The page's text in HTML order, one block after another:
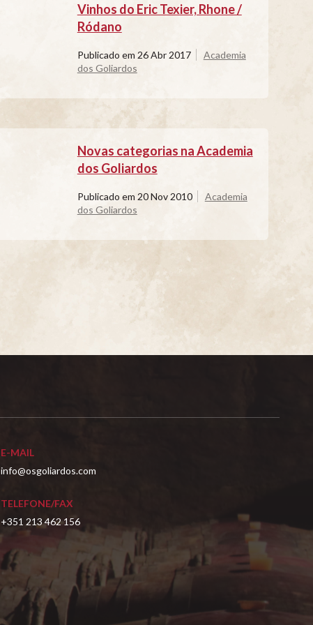
Vinhos do Eric Texier, Rhone /
Ródano
Publicado em 26 Abr 2017
Academia
dos Goliardos
Novas categorias na Academia
dos Goliardos
Publicado em 20 Nov 2010
Academia
dos Goliardos
E-MAIL
info@osgoliardos.com
TELEFONE/FAX
+351 213 462 156